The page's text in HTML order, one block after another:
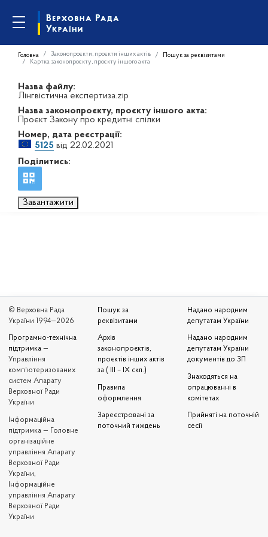
Головна Законопроєкти, проєкти інших актів
Пошук за реквізитами
Картка законопроєкту, проєкту іншого акта
Назва файлу:
Лінгвістична експертиза.zip
Назва законопроєкту, проєкту іншого акта:
Проєкт Закону про кредитні спілки
Номер, дата реєстрації:
5125 від 22.02.2021
Поділитись:
Завантажити
© Верховна Рада
України 1994—2026
Програмно-технічна
підтримка —
Управління
комп'ютеризованих
систем Апарату
Верховної Ради
України
Iнформаційна
підтримка — Головне
організаційне
управління Апарату
Верховної Ради
України,
Інформаційне
управління Апарату
Верховної Ради
України
Пошук за
реквізитами
Архів
законопроєктів,
проєктів інших актів
за ( III – IX скл.)
Правила
оформлення
Зареєстровані за
поточний тиждень
Надано народним
депутатам України
Надано народним
депутатам України
документів до ЗП
Знаходяться на
опрацюванні в
комітетах
Прийняті на поточній
сесії